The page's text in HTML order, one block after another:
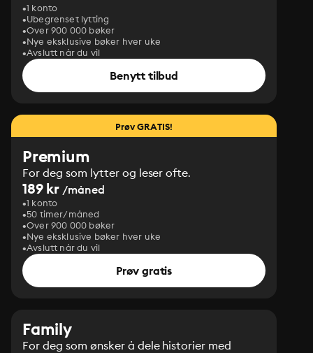
1 konto
Ubegrenset lytting
Over 900 000 bøker
Nye eksklusive bøker hver uke
Avslutt når du vil
Benytt tilbud
Prøv GRATIS!
Premium
For deg som lytter og leser ofte.
189 kr /måned
1 konto
50 timer/måned
Over 900 000 bøker
Nye eksklusive bøker hver uke
Avslutt når du vil
Prøv gratis
Family
For deg som ønsker å dele historier med